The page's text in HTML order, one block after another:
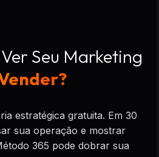
Ver Seu Marketing
estratégica gratuita. Em 30
sua operação e mostrar
365 pode dobrar sua